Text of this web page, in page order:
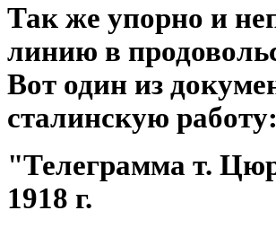
Так же упорно и
линию в
Вот один из
сталинскую работу:
"Телеграмма т.
1918 г.